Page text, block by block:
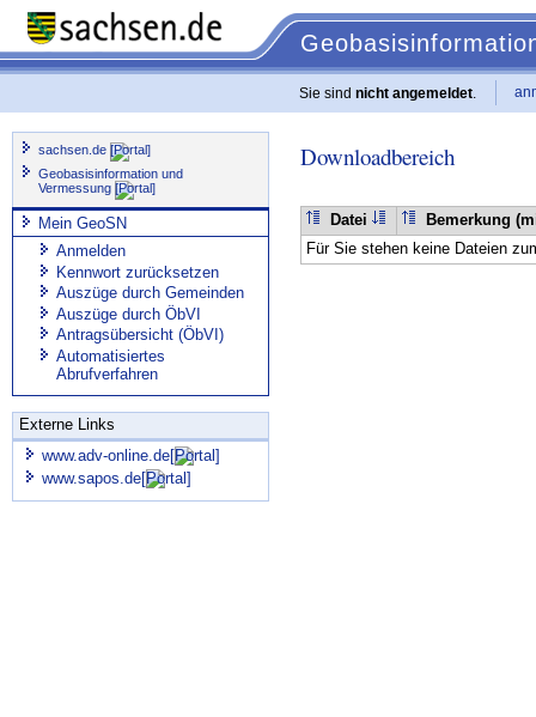
Sie sindnicht angemeldet
sachsen.de
Geobasisinformation und
Vermessung
Mein GeoSN
Anmelden
Kennwort zurücksetzen
Auszüge durch Gemeinden
Auszüge durch ÖbVI
Antragsübersicht (ÖbVI)
Automatisiertes
Abrufverfahren
Externe Links
www.adv-online.de
www.sapos.de
Downloadbereich
Datei
Bemerkung
Für Sie stehen keine Dateien